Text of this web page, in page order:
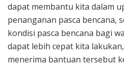
dapat membantu kita dalam
penanganan pasca bencana,
kondisi pasca bencana bagi
dapat lebih cepat kita
menerima bantuan tersebut